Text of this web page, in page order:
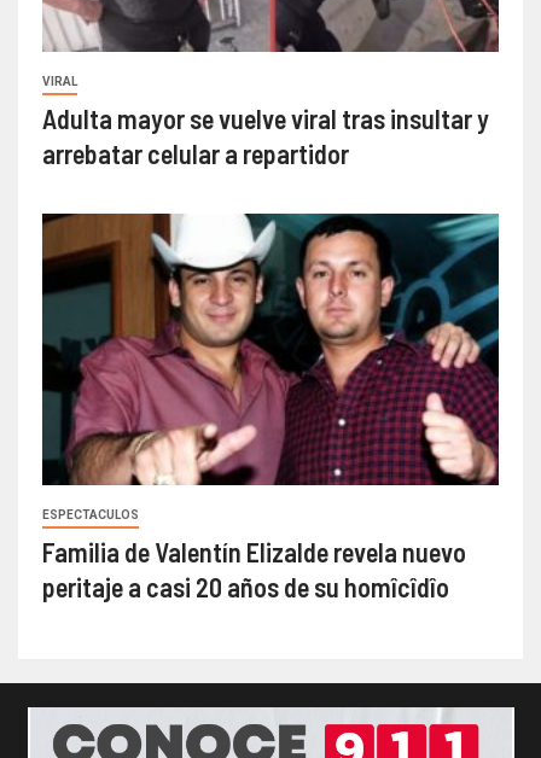
VIRAL
Adulta mayor se vuelve viral tras insultar y
arrebatar celular a repartidor
ESPECTACULOS
Familia de Valentín Elizalde revela nuevo
peritaje a casi 20 años de su homîcîdîo